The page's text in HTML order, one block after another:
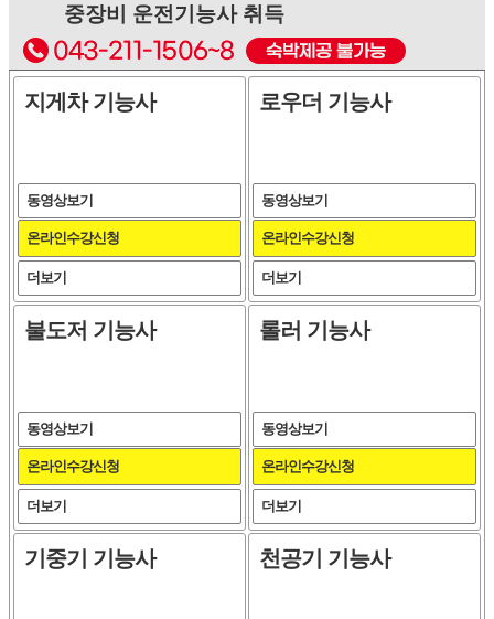
중장비 운전기능사 취득
지게차 기능사
더보기
온라인수강신청
동영상보기
로우더 기능사
더보기
온라인수강신청
동영상보기
불도저 기능사
더보기
온라인수강신청
동영상보기
롤러 기능사
더보기
온라인수강신청
동영상보기
기중기 기능사 천공기 기능사